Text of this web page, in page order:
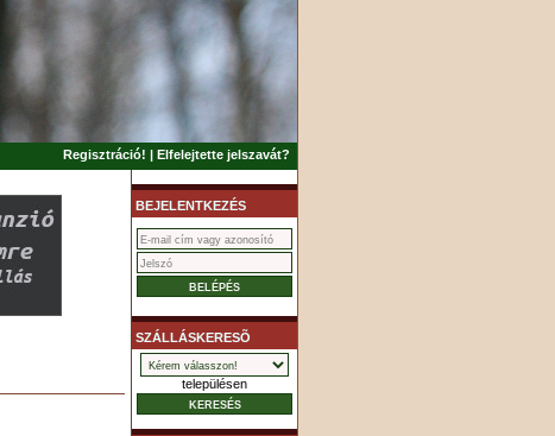
Regisztráció! | Elfelejtette jelszavát?
BEJELENTKEZÉS
SZÁLLÁSKERESÕ
településen